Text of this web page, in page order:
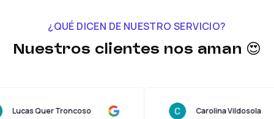
¿QUÉ DICEN DE NUESTRO SERVICIO?
Nuestros clientes nos aman 😍
Lucas Quer Troncoso Carolina